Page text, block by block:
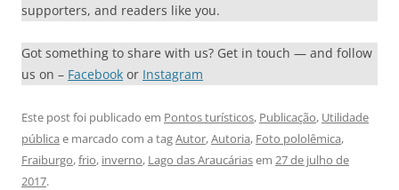
supporters, and readers like you.
Got something to share with us? Get in touch — and follow
us on – Facebook or Instagram
Este post foi publicado em Pontos turísticos, Publicação, Utilidade
pública e marcado com a tagAutor,Autoria, Foto pololêmica,
Fraiburgo,frio, inverno, Lago das Araucáriasem 27 de julho de
2017.